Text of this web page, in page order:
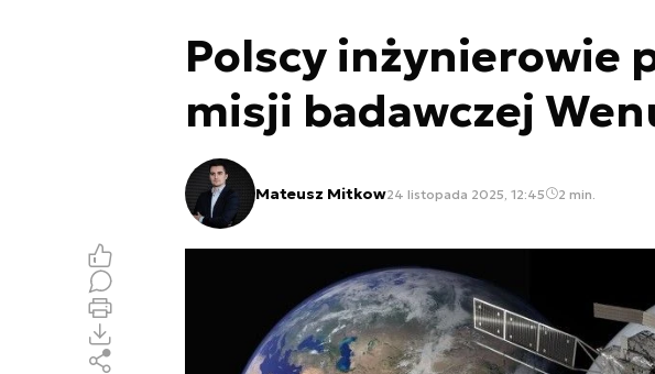
Polscy inżynierowie
misji badawczej
Mateusz Mitkow24 listopada 2025, 12:45 2 min.